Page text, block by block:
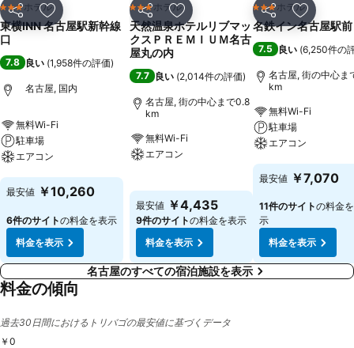
シェア お気に入りに追加
3 ホテルのランク
ホテル
東横INN 名古屋駅新幹線
口
7.8 良い (1,958件の評価)
名古屋, 国内
無料Wi-Fi
駐車場
エアコン
料金を表示
最安値 ￥10,260
6件のサイトの料金を表示
料金を表示
シェア お気に入りに追加
3 ホテルのランク
ホテル
天然温泉ホテルリブマッ
クスＰＲＥＭＩＵＭ名古
屋丸の内
7.7 良い (2,014件の評価)
名古屋, 街の中心まで0.8
km
無料Wi-Fi
エアコン
最安値 ￥4,435
9件のサイトの料金を表示
料金を表示
シェア お気に入
3 ホテルのランク
ホテル
名鉄イン名古屋駅前
7.5 良い (6,250件の
名古屋, 街の中心ま
km
無料Wi-Fi
駐車場
エアコン
料金を表示
最安値 ￥7,070
11件のサイトの料金
示
料金を表示
名古屋のすべての宿泊施設を表示
料金の傾向
過去30日間におけるトリバゴの最安値に基づくデータ
￥0